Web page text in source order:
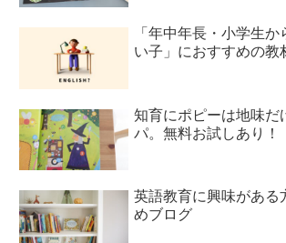
「年中年長・小学生
い子」におすすめの教
知育にポピーは地味だ
パ。無料お試しあり！
英語教育に興味がある
めブログ